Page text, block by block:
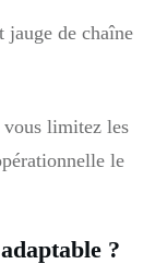
jauge de chaîne
limitez les
le
?